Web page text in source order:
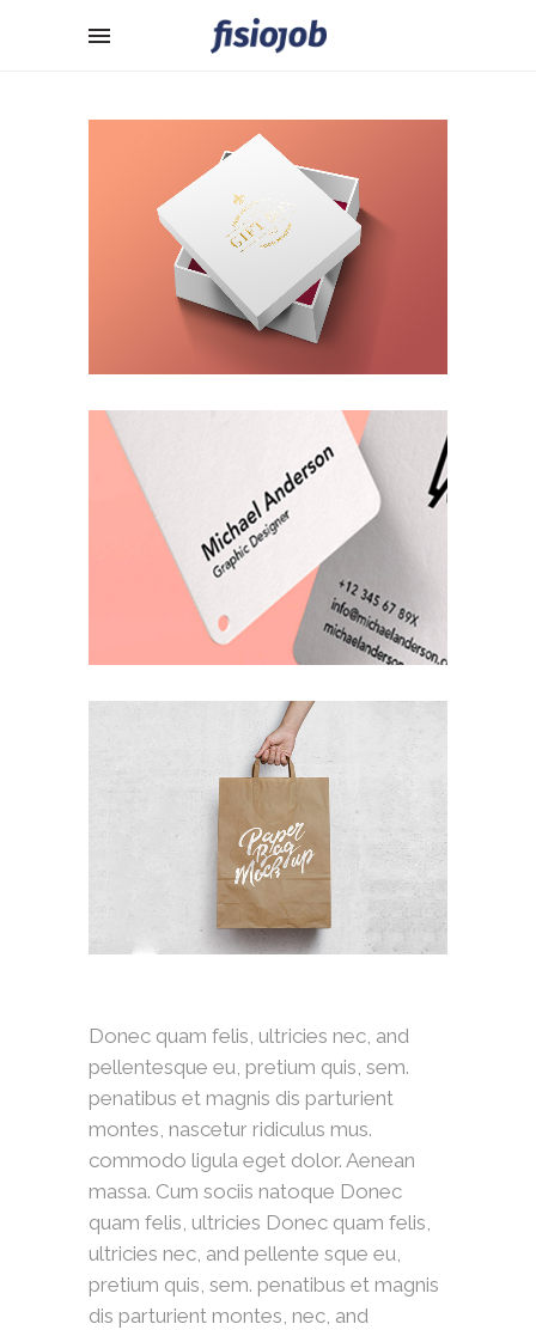
Donec quam felis, ultricies nec, and
pellentesque eu, pretium quis, sem.
penatibus et magnis dis parturient
montes, nascetur ridiculus mus.
commodo ligula eget dolor. Aenean
massa. Cum sociis natoque Donec
quam felis, ultricies Donec quam felis,
ultricies nec, and pellente sque eu,
pretium quis, sem. penatibus et magnis
dis parturient montes, nec, and